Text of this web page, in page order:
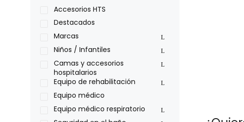
Nidek
Oxiplus
Philips
Pride
Roho
Sillas de ruedas Everest Jennings
Stealth products
Xiehe Medical
Accesorios HTS
Destacados
Marcas
Niños / Infantiles
Camas y accesorios
hospitalarios
Equipo de rehabilitación
Equipo médico
Equipo médico respiratorio